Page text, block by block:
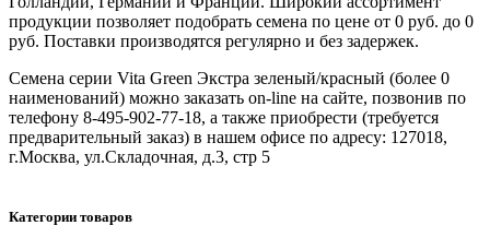
продукции позволяет подобрать семена по цене от 0 руб. до 0
руб. Поставки производятся регулярно и без задержек.
Семена серии Vita Green Экстра зеленый/красный (более 0
наименований) можно заказать on-line на сайте, позвонив по
телефону 8-495-902-77-18, а также приобрести (требуется
предварительный заказ) в нашем офисе по адресу: 127018,
г.Москва, ул.Складочная, д.3, стр 5
Категории товаров